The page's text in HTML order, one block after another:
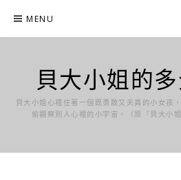
content
MENU
貝大小姐的
貝大小姐心裡住著一個既勇敢又天真的小女孩
偷觀察別人心裡的小宇宙。（原『貝大小